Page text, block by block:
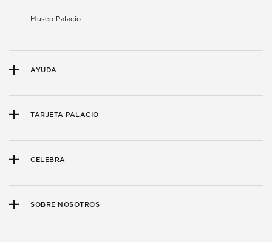
Museo Palacio
AYUDA
TARJETA PALACIO
CELEBRA
SOBRE NOSOTROS